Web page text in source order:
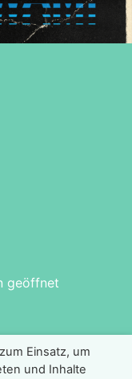
geöffnet
Einsatz, um
und Inhalte